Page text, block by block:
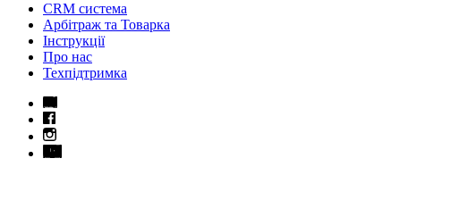
CRM система
Арбітраж та Товарка
Інструкції
Про нас
Техпідтримка